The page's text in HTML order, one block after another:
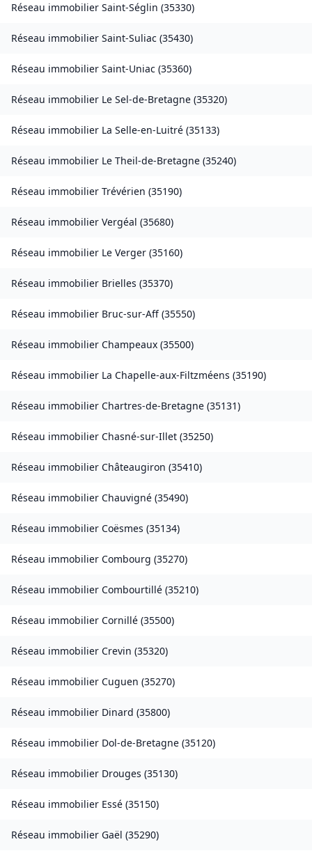
Réseau immobilier Saint-Séglin (35330)
Réseau immobilier Saint-Suliac (35430)
Réseau immobilier Saint-Uniac (35360)
Réseau immobilier Le Sel-de-Bretagne (35320)
Réseau immobilier La Selle-en-Luitré (35133)
Réseau immobilier Le Theil-de-Bretagne (35240)
Réseau immobilier Trévérien (35190)
Réseau immobilier Vergéal (35680)
Réseau immobilier Le Verger (35160)
Réseau immobilier Brielles (35370)
Réseau immobilier Bruc-sur-Aff (35550)
Réseau immobilier Champeaux (35500)
Réseau immobilier La Chapelle-aux-Filtzméens (35190)
Réseau immobilier Chartres-de-Bretagne (35131)
Réseau immobilier Chasné-sur-Illet (35250)
Réseau immobilier Châteaugiron (35410)
Réseau immobilier Chauvigné (35490)
Réseau immobilier Coësmes (35134)
Réseau immobilier Combourg (35270)
Réseau immobilier Combourtillé (35210)
Réseau immobilier Cornillé (35500)
Réseau immobilier Crevin (35320)
Réseau immobilier Cuguen (35270)
Réseau immobilier Dinard (35800)
Réseau immobilier Dol-de-Bretagne (35120)
Réseau immobilier Drouges (35130)
Réseau immobilier Essé (35150)
Réseau immobilier Gaël (35290)